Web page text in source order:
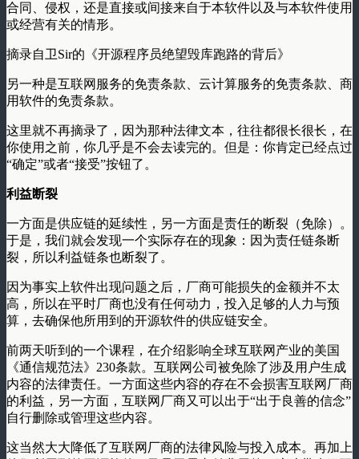
合同、侵权，还是直接或间接来自于本软件以及与本软件使用
或经营有关的情形。
摘录自卫Sir的《开源程序员绝望毁库跑路的背后》
另一种是互联网服务的免责条款、云计算服务的免责条款、商
用软件的免责条款。
这里就不再摘录了，因为那种法律文本，往往都很长很长，在
你使用之前，你几乎是不会去读完的。但是：你肯定已经点过
“确定”或者“接受”按钮了。
利益断裂
一方面是供应链的延续性，另一方面是责任的断裂（免除）。
于是，我们就会发现一个实际存在的现象：因为责任链条断
裂，所以利益链条也断裂了。
因为事实上软件出现问题之后，厂商可能损失的金额并不太
高，所以在平时厂商也没有任何动力，投入足够的人力与预
算，去确保他所用到的开源软件的供应链安全。
前两天听到的一个课程，在介绍影响全球互联网产业的美国
《通信规范法》230条款。互联网公司被免除了涉及用户生成
内容的法律责任。一方面这些内容的存在不会损害互联网厂商
的利益，另一方面，互联网厂商又可以出于“出于良善的信念”
自行删除或管理这些内容。
这当然大大降低了互联网厂商的法律风险与投入成本。再加上